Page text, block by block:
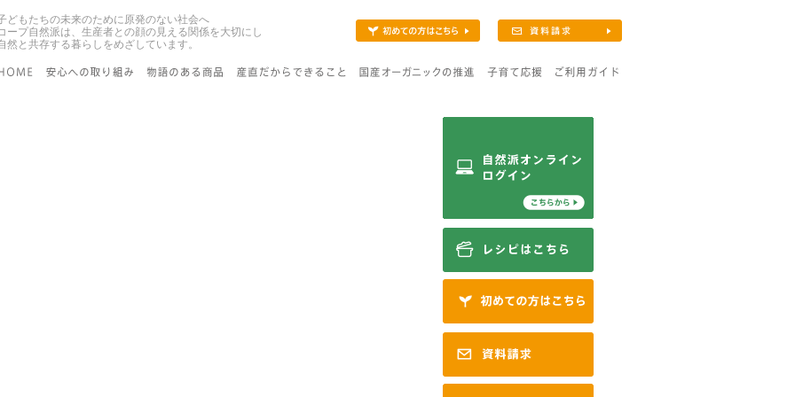
どもたちの未来のために原発のない社会へ
ープ自然派は、生産者との顔の見える関係を大切にし
然と共存する暮らしをめざしています。